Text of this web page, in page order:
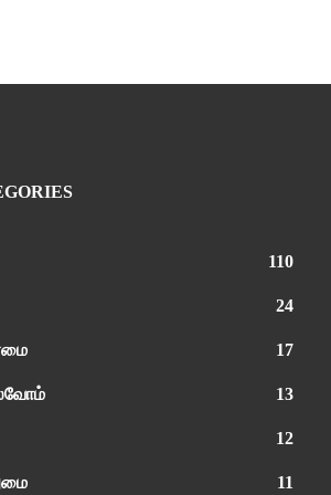
110
24
17
13
12
11